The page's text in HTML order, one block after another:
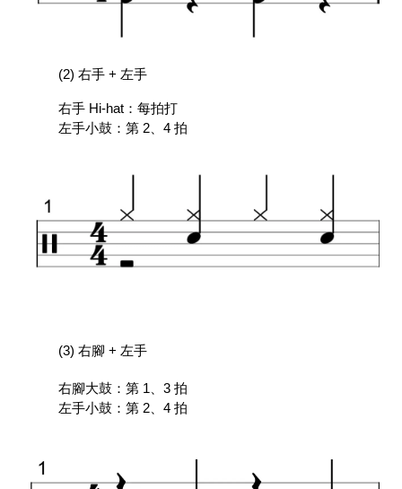
(2) 右手 + 左手
右手 Hi-hat：每拍打
左手小鼓：第 2、4 拍
(3) 右腳 + 左手
右腳大鼓：第 1、3 拍
左手小鼓：第 2、4 拍